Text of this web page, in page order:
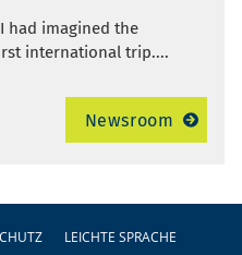
had imagined the
international trip....
Newsroom
LEICHTE SPRACHE